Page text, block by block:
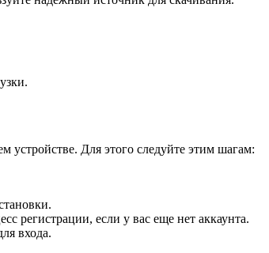
устройстве. Для этого следуйте этим шагам:
регистрации, если у вас еще нет аккаунта.
входа.